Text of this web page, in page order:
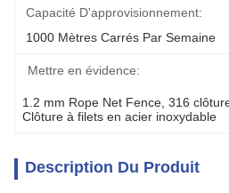
Capacité D'approvisionnement:
1000 Mètres Carrés Par Semaine
Mettre en évidence:
1.2 mm Rope Net Fence 316
Clôture à filets en acier inoxydable
Description Du Produit